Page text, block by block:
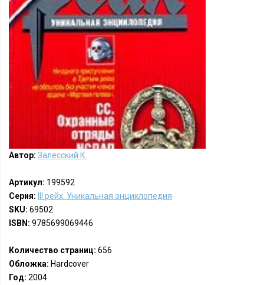
Автор: Залесский К.
Артикул: 199592
Серия:
III рейх. Уникальная энциклопедия
SKU: 69502
ISBN: 9785699069446
Количество страниц: 656
Обложка: Hardcover
Год: 2004